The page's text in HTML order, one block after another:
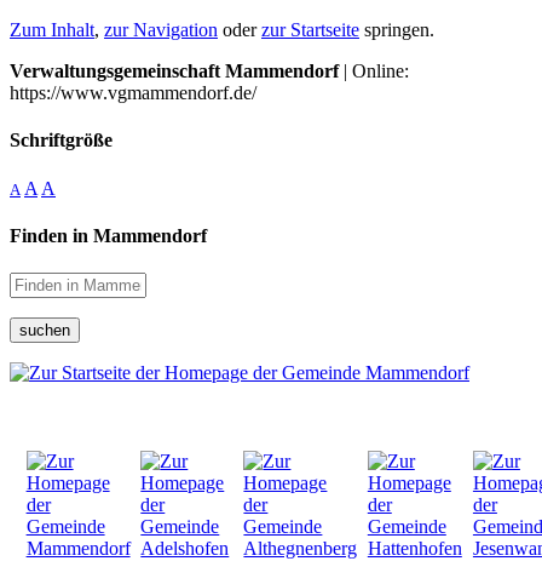
Zum Inhalt, zur Navigation oderzur Startseite springen.
Verwaltungsgemeinschaft Mammendorf| Online:
https://www.vgmammendorf.de/
Schriftgröße
A A A
Finden in Mammendorf
suchen